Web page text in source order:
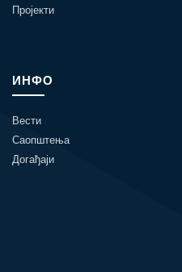
Пројекти
ИНФО
Вести
Саопштења
Догађаји